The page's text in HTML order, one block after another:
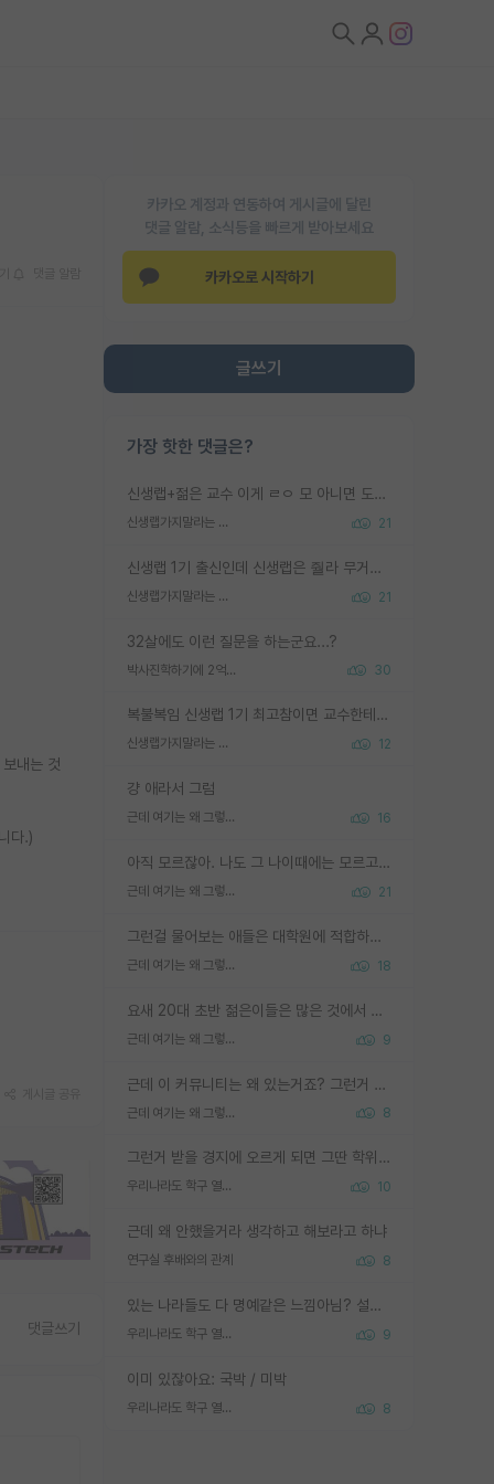
카카오 계정과 연동하여 게시글에 달린
댓글 알람, 소식등을 빠르게 받아보세요
카카오로 시작하기
글쓰기
가장 핫한 댓글은?
신생랩+젊은 교수 이게 ㄹㅇ 모 아니면 도인듯.
신생랩가지말라는 이유가 있었구나 21
신생랩 1기 출신인데 신생랩은 줠라 무거운 바벨 같은거임. 들면 대박인데 못들면 깔려 죽음. 아무도 알려주지 않는 환경에서 자생해야하지만, 일단 살아남았다면 그 어떤 사람보다 악착같고 생존력 높은 사람으로 거듭날 수 있음
신생랩가지말라는 이유가 있었구나 21
32살에도 이런 질문을 하는군요...?
박사진학하기에 2억은 괜찮은 (?) 정도의 경제력인가요 30
복불복임 신생랩 1기 최고참이면 교수한테 직접 지도받는 시간이 매우 많음 제대로 된 교수라면 말이지 그게 아니라면 그냥 넌 해방 불가능한 노예 1호에 감점쓰레기통이 되는거고
신생랩가지말라는 이유가 있었구나 12
걍 애라서 그럼
근데 여기는 왜 그렇게 SPK를 물어보는거임? 16
아직 모르잖아. 나도 그 나이때에는 모르고 평가 받고 안심하고 싶었어.
근데 여기는 왜 그렇게 SPK를 물어보는거임? 21
그런걸 물어보는 애들은 대학원에 적합하지 않다
근데 여기는 왜 그렇게 SPK를 물어보는거임? 18
요새 20대 초반 젊은이들은 많은 것에서 가성비를 따지더라고요. 내가 이 정도 인풋을 넣었을 때 그만큼 아웃풋이 나올 것인가? 사실 아웃풋이 인풋 대비 리니어하게 나오지 않는 영역을 시도하기 싫어한다는 느낌입니다.
근데 여기는 왜 그렇게 SPK를 물어보는거임? 9
근데 이 커뮤니티는 왜 있는거죠? 그런거 쉽게 물어볼수있어서 있는거 아닌가요? 그렇게 보기 싫으면 커뮤니티도 하지마시지 그러면
근데 여기는 왜 그렇게 SPK를 물어보는거임? 8
그런거 받을 경지에 오르게 되면 그딴 학위명이 필요없음
우리나라도 학구 열풍보면 Higher Doctorate 학위가 필요하다고 봅니다. 10
근데 왜 안했을거라 생각하고 해보라고 하냐
연구실 후배와의 관계 8
있는 나라들도 다 명예같은 느낌아님? 설마 박사끼리 등급나눠서 학위수여하자 같은 헛소리는 아니지? ㅋㅋ
우리나라도 학구 열풍보면 Higher Doctorate 학위가 필요하다고 봅니다. 9
이미 있잖아요: 국박 / 미박
우리나라도 학구 열풍보면 Higher Doctorate 학위가 필요하다고 봅니다. 8
내는 것
다.)
댓글쓰기